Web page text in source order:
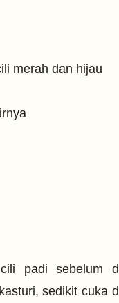
merah dan hijau
padi sebelum
sedikit cuka